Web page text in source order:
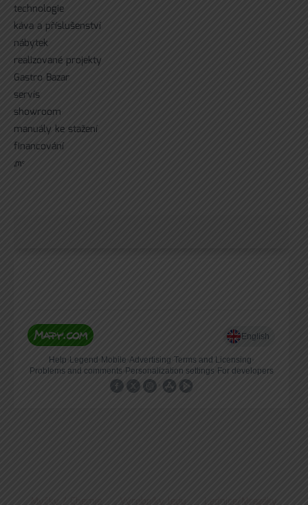
technologie
káva a příslušenství
nábytek
realizované projekty
Gastro Bazar
servís
showroom
manuály ke stažení
financování
ᘻᵉ